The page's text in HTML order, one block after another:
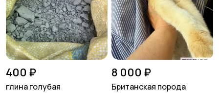
400 ₽
глина голубая
8 000 ₽
Британская порода